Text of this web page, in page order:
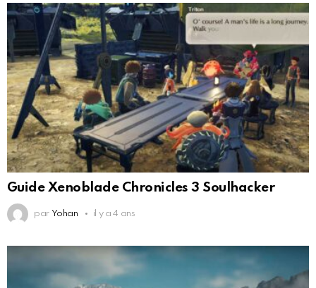
Guide Xenoblade Chronicles 3 Soulhacker
par Yohan il y a 4 ans